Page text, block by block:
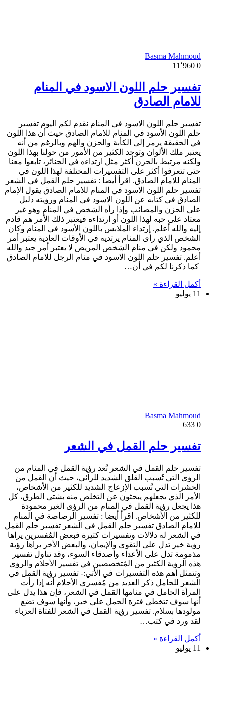
Basma Mahmoud
0
تفسير حلم اللون الاسود في المنام
للامام الصادق
تفسير حلم اللون الاسود في المنام نقدم لكم اليوم تفسير
حلم اللون الأسود في المنام للامام الصادق حيث أن هذا اللون
في الحقيقة يرمز إلى الكأبة والحزن والهم وبالرغم من أنه
يعتبر ملك الألوان وتوجد الكثير من الأمور من حولنا بهذا اللون
ولكنه مرتبط بالحزن أكثر مثل ارتداءه في الجنائز، تابعوا معنا
حتى تتعرفوا أكثر على التفسيرات المختلفة لهذا اللون في
المنام للامام الصادق. اقرأ أيضا : تفسير حلم القمل في الشعر
تفسير حلم اللون الاسود في المنام للامام الصادق يقول الإمام
الصادق في كتابه عن اللون الاسود في المنام ورؤيته دليل
على الحزن والمصائب وإذا رأه الشخص في المنام وهو غير
معتاد على حبه لهذا اللون أو ارتداءه فيعتبر ذلك الأمر هم قادم
إليه والله أعلم. إرتداء الملابس باللون الأسود في المنام وكان
الشخص الذي رأى المنام يرتديه في الأوقات العادية يعتبر أمر
محمود ولكن في منام الشخص المريض لا يعتبر أمر جيد والله
أعلم. تفسير حلم اللون الاسود في منام الرجل للامام الصادق
كما ذكرنا لكم في أن…
أكمل القراءة »
11 يوليو
Basma Mahmoud
0
تفسير حلم القمل في الشعر
تفسير حلم القمل في الشعر تُعد رؤية القمل في المنام من
الرؤى التي تُسبب القلق الشديد للرائي، حيث أن القمل من
الحشرات التي تُسبب الإزعاج الشديد للكثير من الأشخاص،
الأمر الذي يجعلهم يبحثون عن التخلص منه بشتى الطرق، كل
هذا يجعل رؤية القمل في المنام من الرؤى الغير محمودة
للكثير من الأشخاص. اقرأ أيضا : تفسير الرصاصة في المنام
للامام الصادق تفسير حلم القمل في الشعر تفسير حلم القمل
في الشعر له دلالات وتفسيرات كثيرة فبعض المُفسرين يراها
رؤية خير تدل على التقوى والإيمان، والبعض الأخر يراها رؤية
مذمومة تدل على الأعداء وأصدقاء السوء، وقد تناول تفسير
هذه الرؤية الكثير من المُتخصصين في تفسير الأحلام والرؤى
وتتمثل أهم هذه التفسيرات في الأتي:- تفسير رؤية القمل في
الشعر للحامل ذكر العديد من مُفسري الأحلام أنه إذا رأت
المرأة الحامل في منامها القمل في الشعر، فإن هذا يدل على
أنها سوف تتخطى فترة الحمل على خير، وأنها سوف تضع
مولودها بسلام. تفسير رؤية القمل في الشعر للفتاة العزباء
لقد ورد في كتب…
أكمل القراءة »
11 يوليو